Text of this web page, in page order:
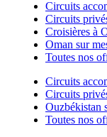
Circuits
Circuits
Croisières à
Oman sur
Toutes nos
Circuits
Circuits
Ouzbékistan
Toutes nos